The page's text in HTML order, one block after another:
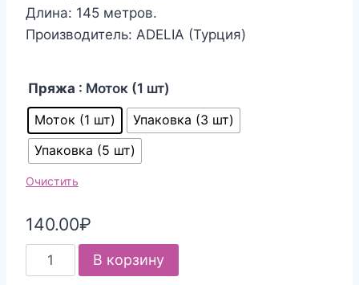
Длина: 145 метров.
Производитель: ADELIA (Турция)
Пряжа : Моток (1 шт)
Моток (1 шт)
Упаковка (3 шт)
Упаковка (5 шт)
Очистить
140.00₽
Количество
товара
В корзину